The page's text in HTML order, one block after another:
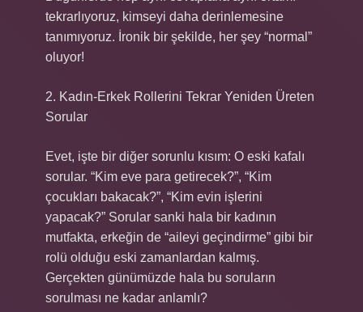
tekrarlıyoruz, kimseyi daha derinlemesine
tanımıyoruz. İronik bir şekilde, her şey “normal”
oluyor!
2. Kadın-Erkek Rollerini Tekrar Yeniden Üreten
Sorular
Evet, işte bir diğer sorunlu kısım: O eski kafalı
sorular. “Kim eve para getirecek?”, “Kim
çocukları bakacak?”, “Kim evin işlerini
yapacak?” Sorular sanki hala bir kadının
mutfakta, erkeğin de “aileyi geçindirme” gibi bir
rolü olduğu eski zamanlardan kalmış.
Gerçekten günümüzde hala bu soruların
sorulması ne kadar anlamlı?